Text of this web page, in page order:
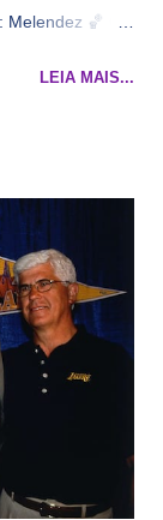
Melendez 🏀 C:
LEIA MAIS...